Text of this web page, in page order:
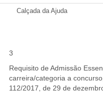
Calçada da Ajuda
3
Requisito de Admissão
carreira/categoria a
112/2017, de 29 de